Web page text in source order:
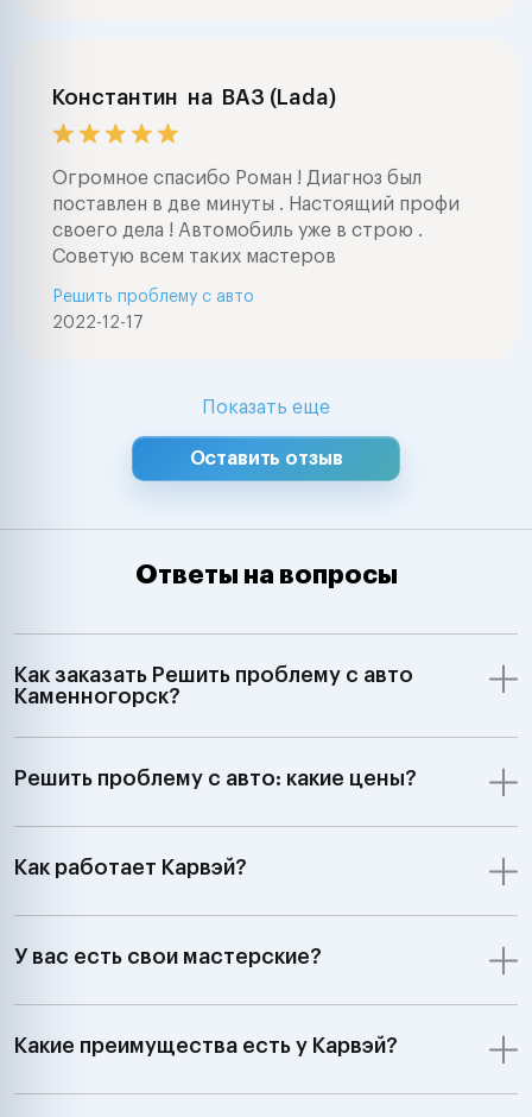
Константин на ВАЗ (Lada)
Огромное спасибо Роман ! Диагноз был
поставлен в две минуты . Настоящий профи
своего дела ! Автомобиль уже в строю .
Советую всем таких мастеров
2022-12-17
Решить проблему с авто
Показать еще
Оставить отзыв
Ответы на вопросы
Как заказать Решить проблему с авто
Каменногорск?
Решить проблему с авто: какие цены?
Как работает Карвэй?
У вас есть свои мастерские?
Какие преимущества есть у Карвэй?